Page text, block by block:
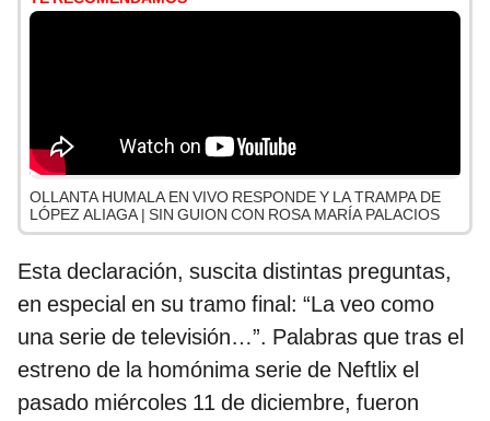
OLLANTA HUMALA EN VIVO RESPONDE Y LA TRAMPA DE
LÓPEZ ALIAGA | SIN GUION CON ROSA MARÍA PALACIOS
Esta declaración, suscita distintas preguntas,
en especial en su tramo final: “La veo como
una serie de televisión…”. Palabras que tras el
estreno de la homónima serie de Neftlix el
pasado miércoles 11 de diciembre, fueron